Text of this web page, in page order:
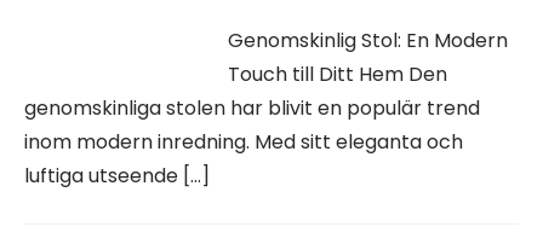
Genomskinlig Stol: En Modern
Touch till Ditt Hem Den
genomskinliga stolen har blivit en populär trend
inom modern inredning. Med sitt eleganta och
luftiga utseende […]